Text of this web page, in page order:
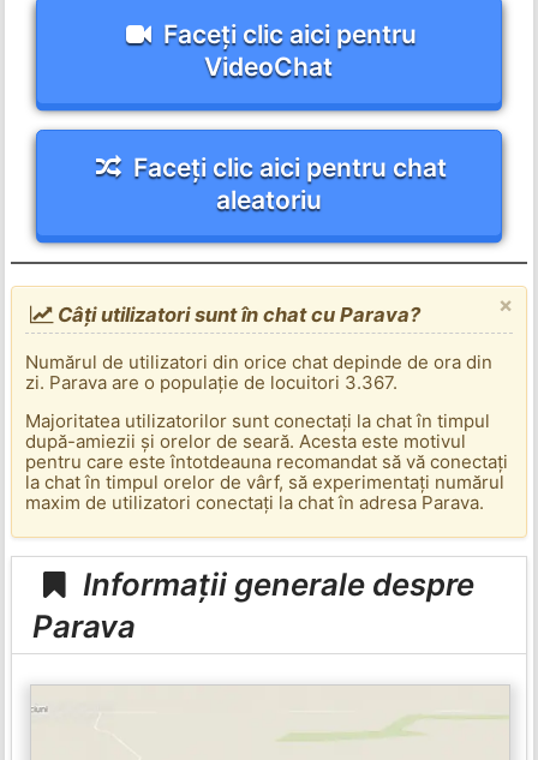
Faceți clic aici pentru
VideoChat
Faceți clic aici pentru chat
aleatoriu
×
Câți utilizatori sunt în chat cu Parava?
Numărul de utilizatori din orice chat depinde de ora din
zi. Parava are o populație de locuitori 3.367.
Majoritatea utilizatorilor sunt conectați la chat în timpul
după-amiezii și orelor de seară. Acesta este motivul
pentru care este întotdeauna recomandat să vă conectați
la chat în timpul orelor de vârf, să experimentați numărul
maxim de utilizatori conectați la chat în adresa Parava.
Informații generale despre
Parava